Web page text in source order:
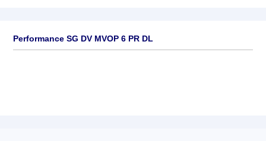
Performance SG DV MVOP 6 PR DL